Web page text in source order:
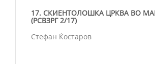
17. СКИЕНТОЛОШКА ЦРКВА ВО
(РСВЗРГ 2/17)
Стефан Ќостаров